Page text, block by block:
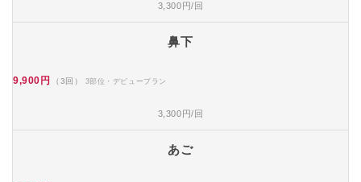
3,300円/回
鼻下
9,900円 （3回） 3部位・デビュープラン
3,300円/回
あご